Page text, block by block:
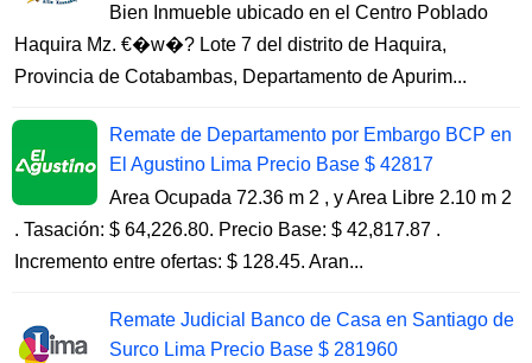
Bien Inmueble ubicado en el Centro Poblado
Haquira Mz. €�w�? Lote 7 del distrito de Haquira,
Provincia de Cotabambas, Departamento de Apurim...
Remate de Departamento por Embargo BCP en
El Agustino Lima Precio Base $ 42817
Area Ocupada 72.36 m 2 , y Area Libre 2.10 m 2
. Tasación: $ 64,226.80. Precio Base: $ 42,817.87 .
Incremento entre ofertas: $ 128.45. Aran...
Remate Judicial Banco de Casa en Santiago de
Surco Lima Precio Base $ 281960